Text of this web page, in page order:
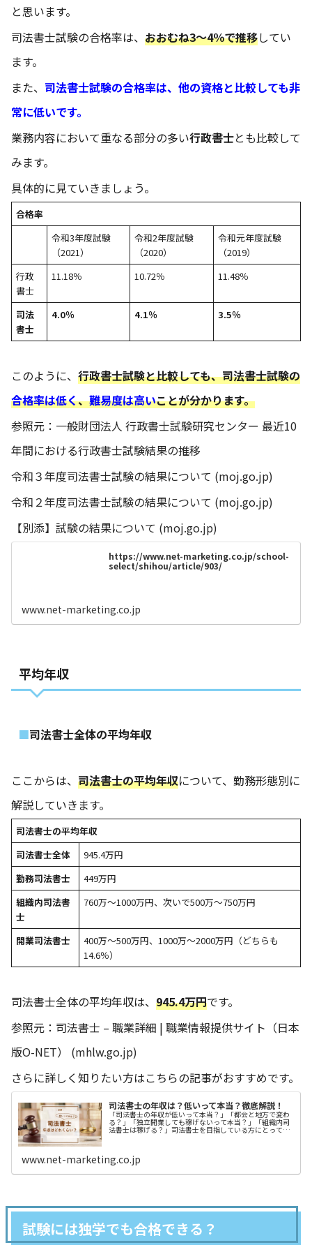
と思います。
司法書士試験の合格率は、 おおむね3～4％で推移してい
ます。
また、 司法書士試験の合格率は、他の資格と比較しても非
常に低いです。
業務内容において重なる部分の多い行政書士とも比較して
みます。
具体的に見ていきましょう。
合格率
令和3年度試験
（2021）
令和2年度試験
（2020）
令和元年度試験
（2019）
行政
書士
11.18％ 10.72％ 11.48％
司法
書士
4.0％ 4.1％ 3.5％
このように、 行政書士試験と比較しても、司法書士試験の
合格率は低く、難易度は高いことが分かります。
参照元： 一般財団法人 行政書士試験研究センター 最近10
年間における行政書士試験結果の推移
令和３年度司法書士試験の結果について (moj.go.jp)
令和２年度司法書士試験の結果について (moj.go.jp)
【別添】試験の結果について (moj.go.jp)
https://www.net-marketing.co.jp/school-
select/shihou/article/903/
www.net-marketing.co.jp
平均年収
司法書士全体の平均年収
ここからは、 司法書士の平均年収について、勤務形態別に
解説していきます。
司法書士の平均年収
司法書士全体
945.4万円
勤務司法書士
449万円
組織内司法書
士
760万～1000万円、次いで500万～750万円
開業司法書士
400万～500万円、1000万～2000万円（どちらも
14.6％）
司法書士全体の平均年収は、 945.4万円です。
参照元： 司法書士 – 職業詳細 | 職業情報提供サイト（日本
版O-NET） (mhlw.go.jp)
さらに詳しく知りたい方はこちらの記事がおすすめです。
司法書士の年収は？低いって本当？徹底解説！
「司法書士の年収が低いって本当？」「都会と地方で変わ
る？」「独立開業しても稼げないって本当？」「組織内司
法書士は稼げる？」司法書士を目指している方にとって、
www.net-marketing.co.jp
試験には独学でも合格できる？